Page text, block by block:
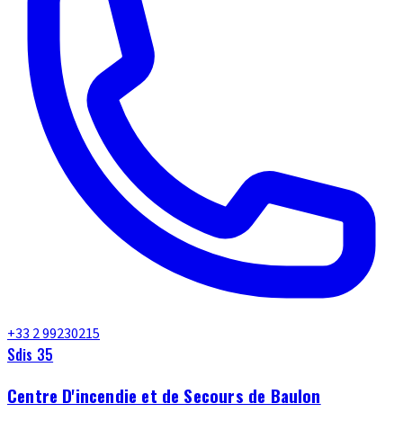
+33 2 99230215
Sdis 35
Centre D'incendie et de Secours de Baulon